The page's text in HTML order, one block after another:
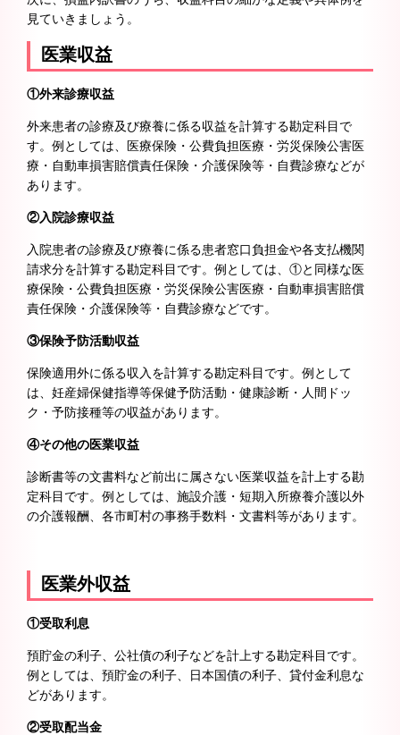
見ていきましょう。
医業収益
①外来診療収益
外来患者の診療及び療養に係る収益を計算する勘定科目で
す。例としては、医療保険・公費負担医療・労災保険公害医
療・自動車損害賠償責任保険・介護保険等・自費診療などが
あります。
②入院診療収益
入院患者の診療及び療養に係る患者窓口負担金や各支払機関
請求分を計算する勘定科目です。例としては、①と同様な医
療保険・公費負担医療・労災保険公害医療・自動車損害賠償
責任保険・介護保険等・自費診療などです。
③保険予防活動収益
保険適用外に係る収入を計算する勘定科目です。例として
は、妊産婦保健指導等保健予防活動・健康診断・人間ドッ
ク・予防接種等の収益があります。
④その他の医業収益
診断書等の文書料など前出に属さない医業収益を計上する勘
定科目です。例としては、施設介護・短期入所療養介護以外
の介護報酬、各市町村の事務手数料・文書料等があります。
医業外収益
①受取利息
預貯金の利子、公社債の利子などを計上する勘定科目です。
例としては、預貯金の利子、日本国債の利子、貸付金利息な
どがあります。
②受取配当金